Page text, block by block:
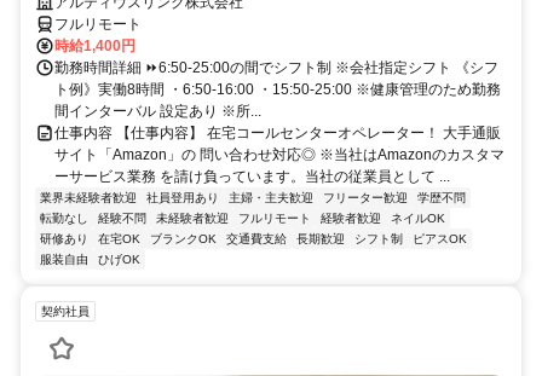
フルリモート
時給1,400円
勤務時間詳細 ⏩6:50-25:00の間でシフト制 ※会社指定シフト 《シフ
ト例》実働8時間 ・6:50-16:00 ・15:50-25:00 ※健康管理のため勤務
間インターバル 設定あり ※所...
仕事内容 【仕事内容】 在宅コールセンターオペレーター！ 大手通販
サイト「Amazon」の 問い合わせ対応◎ ※当社はAmazonのカスタマ
ーサービス業務 を請け負っています。当社の従業員として ...
業界未経験者歓迎 社員登用あり 主婦・主夫歓迎 フリーター歓迎
学歴不問
転勤なし
経験不問 未経験者歓迎 フルリモート 経験者歓迎
ネイルOK
研修あり
在宅OK ブランクOK 交通費支給 長期歓迎 シフト制
ピアスOK
服装自由
ひげOK
契約社員